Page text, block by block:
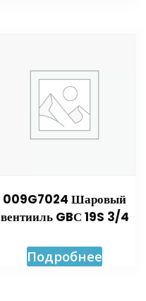
009G7024 Шаровый
вентииль GBС 19S 3/4
Подробнее